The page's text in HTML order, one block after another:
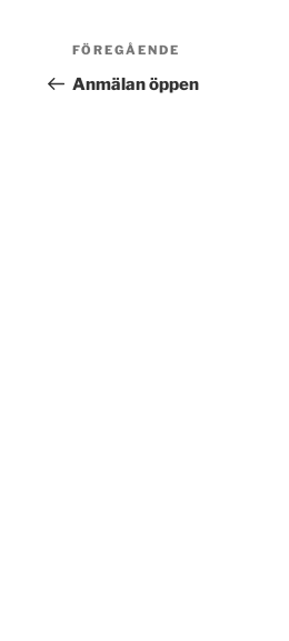
Inläggsnavigering
Föregående
inlägg
FÖREGÅENDE
Anmälan öppen